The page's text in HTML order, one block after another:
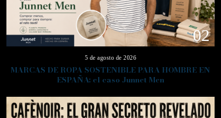
02
5 de agosto de 2026
MARCAS DE ROPA SOSTENIBLE PARA HOMBRE EN
ESPAÑA: el caso Junnet Men